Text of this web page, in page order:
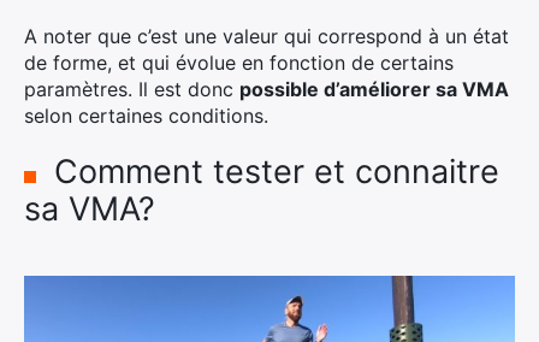
A noter que c’est une valeur qui correspond à un état
de forme, et qui évolue en fonction de certains
paramètres. Il est donc possible d’améliorer sa VMA
selon certaines conditions.
Comment tester et connaitre
sa VMA?